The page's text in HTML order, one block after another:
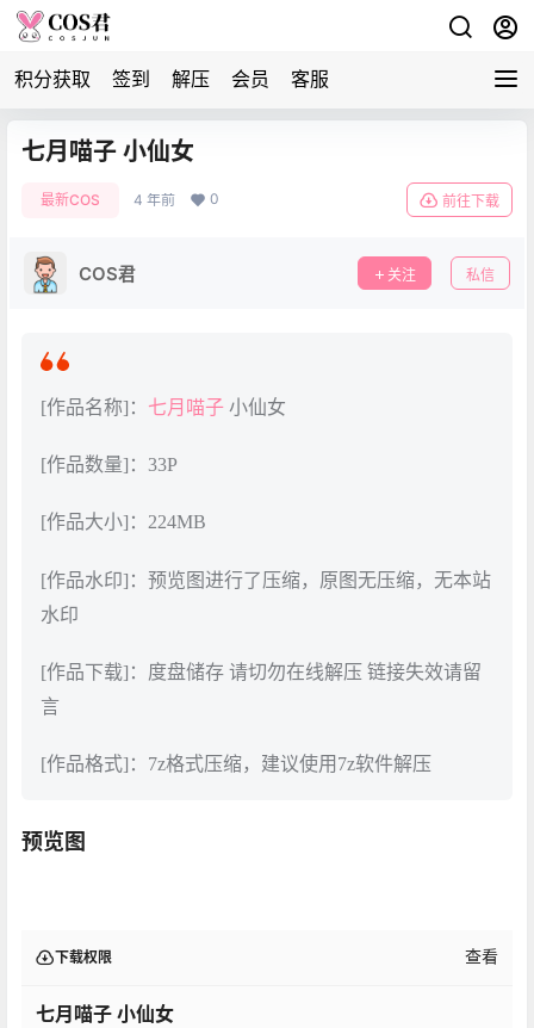
积分获取 签到 解压 会员 客服
七月喵子 小仙女
最新COS 4 年前 0 前往下载
COS君 关注 私信
[作品名称]： 七月喵子 小仙女
[作品数量]：33P
[作品大小]：224MB
[作品水印]：预览图进行了压缩，原图无压缩，无本站
水印
[作品下载]：度盘储存 请切勿在线解压 链接失效请留
言
[作品格式]：7z格式压缩，建议使用7z软件解压
预览图
下载权限 查看
七月喵子 小仙女